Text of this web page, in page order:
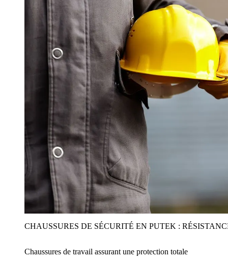
CHAUSSURES DE SÉCURITÉ EN PUTEK :
Chaussures de travail assurant une protection totale